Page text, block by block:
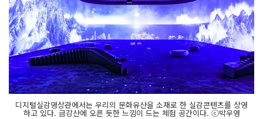
디지털실감영상관에서는 우리의 문화유산을 소재로 한 실감콘텐츠를 상영
하고 있다. 금강산에 오른 듯한 느낌이 드는 체험 공간이다. ⓒ박우영